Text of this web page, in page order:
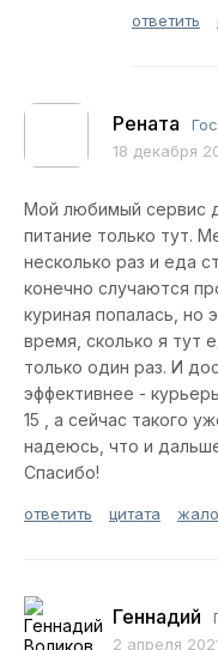
ответить
Рената
18 декабря
Мой любимый сервис
питание только тут.
несколько раз и еда
конечно случаются
куриная попалась, но
время, сколько я тут
только один раз. И
эффективнее -
15 , а сейчас такого
надеюсь, что и
Спасибо!
ответить цитата
Геннадий
2 апреля